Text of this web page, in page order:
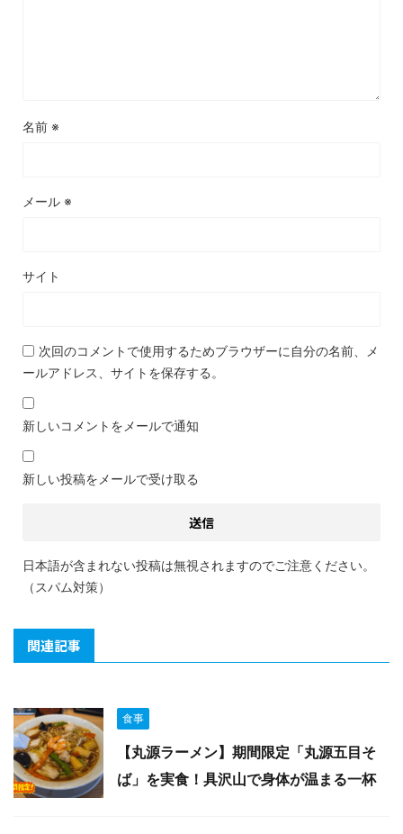
名前 ※
メール ※
サイト
次回のコメントで使用するためブラウザーに自分の名前、メ
ールアドレス、サイトを保存する。
新しいコメントをメールで通知
新しい投稿をメールで受け取る
日本語が含まれない投稿は無視されますのでご注意ください。
（スパム対策）
関連記事
食事
【丸源ラーメン】期間限定「丸源五目そ
ば」を実食！具沢山で身体が温まる一杯